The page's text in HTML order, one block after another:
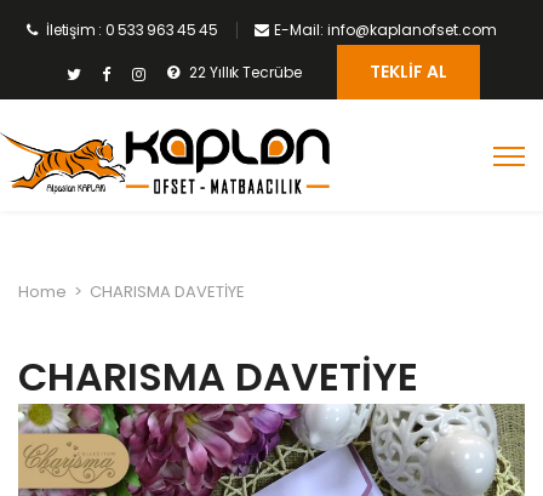
İletişim : 0 533 963 45 45 E-Mail: info@kaplanofset.com
22 Yıllık Tecrübe TEKLIF AL
Home > CHARISMA DAVETİYE
CHARISMA DAVETİYE